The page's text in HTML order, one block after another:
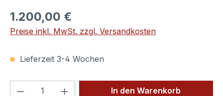
1.200,00 €
Preise inkl. MwSt. zzgl. Versandkosten
Lieferzeit 3-4 Wochen
Produkt Anzahl: Gib denIn den Warenkorb